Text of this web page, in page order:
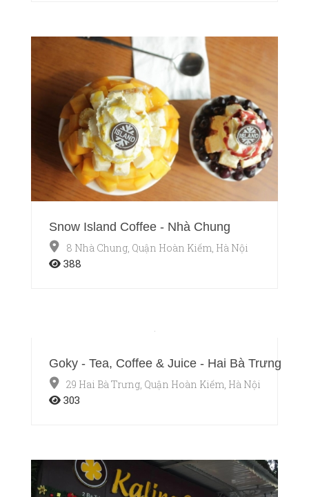
Snow Island Coffee - Nhà Chung
8 Nhà Chung, Quận Hoàn Kiếm, Hà Nội
388
Goky - Tea, Coffee & Juice - Hai Bà Trưng
29 Hai Bà Trưng, Quận Hoàn Kiếm, Hà Nội
303